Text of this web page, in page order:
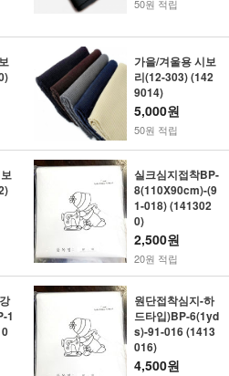
50원 적립
가을/겨울용 시보
리(12-303) (142
9014)
5,000원
50원 적립
실크심지접착BP-
8(110X90cm)-(9
1-018) (141302
0)
2,500원
20원 적립
1
원단접착심지-하
드타입)BP-6(1yd
s)-91-016 (1413
016)
4,500원